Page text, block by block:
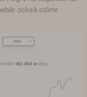
också större